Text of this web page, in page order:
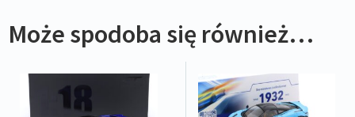
Może spodoba się również…